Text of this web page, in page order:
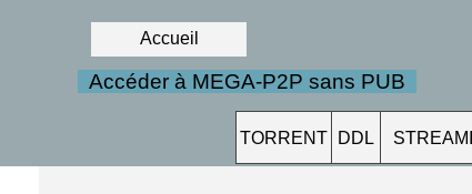
Accueil
TORRENT DDL
Accéder à MEGA-P2P sans PUB